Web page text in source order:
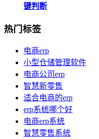
键判断
热门标签
电商erp
小型仓储管理软件
电商公司erp
智慧新零售
适合电商的erp
erp系统哪个好
电商erp系统
智慧零售系统